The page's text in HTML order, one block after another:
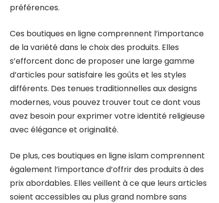
préférences.
Ces boutiques en ligne comprennent l’importance
de la variété dans le choix des produits. Elles
s’efforcent donc de proposer une large gamme
d’articles pour satisfaire les goûts et les styles
différents. Des tenues traditionnelles aux designs
modernes, vous pouvez trouver tout ce dont vous
avez besoin pour exprimer votre identité religieuse
avec élégance et originalité.
De plus, ces boutiques en ligne islam comprennent
également l’importance d’offrir des produits à des
prix abordables. Elles veillent à ce que leurs articles
soient accessibles au plus grand nombre sans